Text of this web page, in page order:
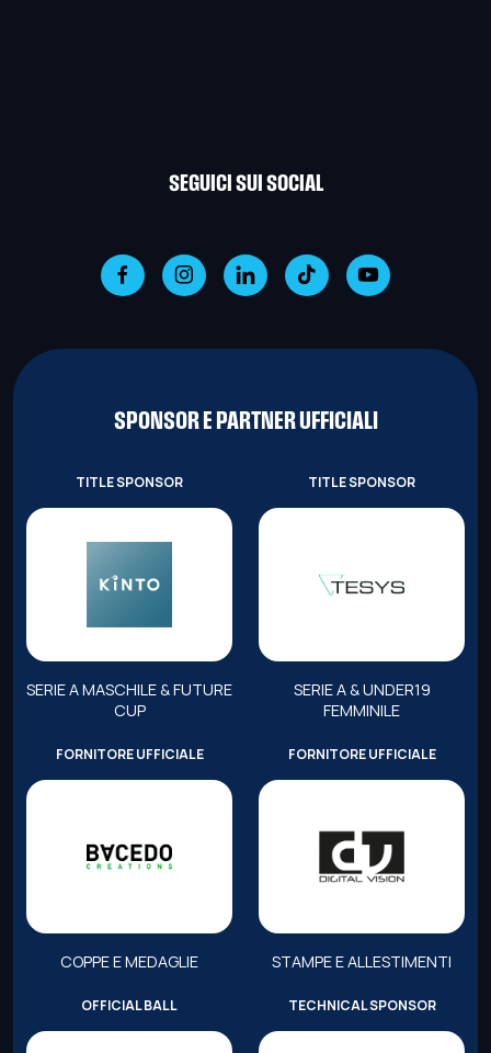
SEGUICI SUI SOCIAL
SPONSOR E PARTNER UFFICIALI
TITLE SPONSOR
SERIE A MASCHILE & FUTURE
CUP
TITLE SPONSOR
SERIE A & UNDER19
FEMMINILE
FORNITORE UFFICIALE
COPPE E MEDAGLIE
FORNITORE UFFICIALE
STAMPE E ALLESTIMENTI
OFFICIAL BALL TECHNICAL SPONSOR